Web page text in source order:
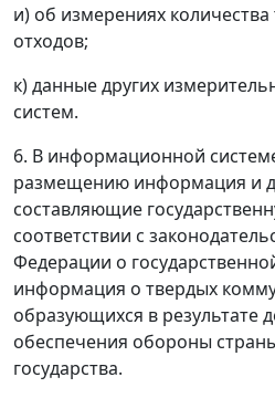
и) об измерениях
отходов;
к) данные других
систем.
6. В информационной
размещению информация и
составляющие
соответствии с
Федерации о
информация о твердых
образующихся в результате
обеспечения обороны
государства.